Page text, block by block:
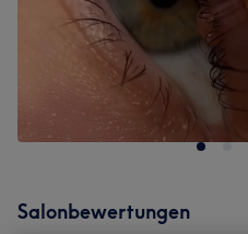
Salonbewertungen